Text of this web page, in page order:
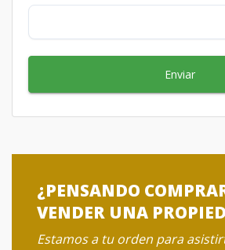
Enviar
¿PENSANDO
VENDER UNA
Estamos a tu orden para